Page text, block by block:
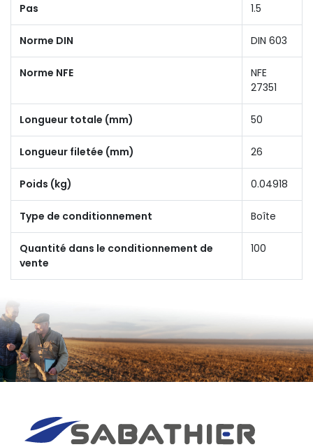
Pas 1.5
Norme DIN DIN 603
Norme NFE
NFE
27351
Longueur totale (mm) 50
Longueur filetée (mm) 26
Poids (kg) 0.04918
Type de conditionnement Boîte
Quantité dans le conditionnement de
vente
100